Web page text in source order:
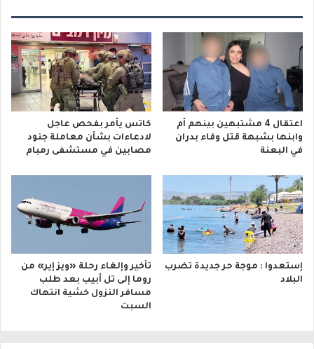
اعتقال 4 مشتبهين بينهم أم
وابنها بشبهة قتل وفاء بدران
في البعنة
كاتس يأمر بفحص عاجل
لادعاءات بشأن معاملة جنود
مصابين في مستشفى رمبام
إستعدوا : موجة حر جديدة تضرب
البلاد
تأخير وإلغاء رحلة «ويز إير» من
روما إلى تل أبيب بعد طلب
مسافر النزول خشية انتهاك
السبت